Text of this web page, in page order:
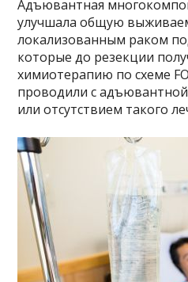
Адъювантная
улучшала общую
локализованным раком
которые до резекции
химиотерапию по схеме
проводили с
или отсутствием такого